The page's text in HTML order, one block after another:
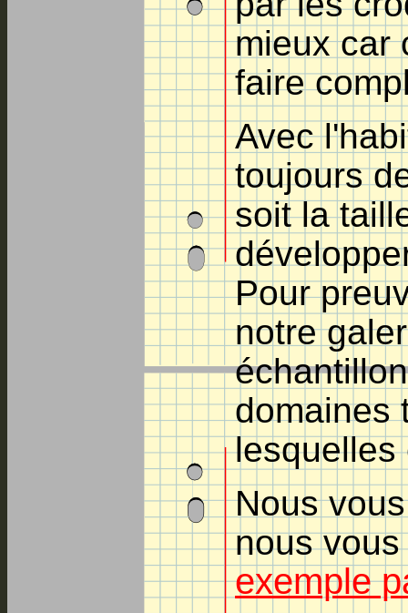
mieux car
faire
Avec
toujours
soit la
Pour
notre
domaines
lesquelles
Nous
nous
exemple